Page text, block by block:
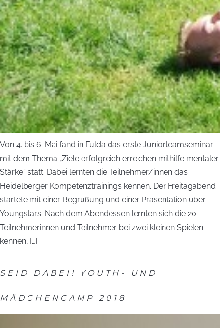
Von 4. bis 6. Mai fand in Fulda das erste Juniorteamseminar
mit dem Thema „Ziele erfolgreich erreichen mithilfe mentaler
Stärke“ statt. Dabei lernten die Teilnehmer/innen das
Heidelberger Kompetenztrainings kennen. Der Freitagabend
startete mit einer Begrüßung und einer Präsentation über
Youngstars. Nach dem Abendessen lernten sich die 20
Teilnehmerinnen und Teilnehmer bei zwei kleinen Spielen
kennen, […]
SEID DABEI! YOUTH- UND
MÄDCHENCAMP 2018